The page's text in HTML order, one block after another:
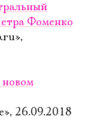
Фоменко
новом
26.09.2018